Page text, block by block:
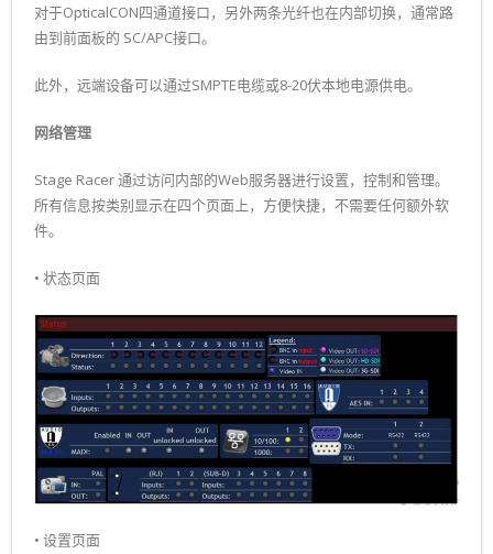
对于OpticalCON四通道接口，另外两条光纤也在内部切换，通常路
由到前面板的 SC/APC接口。
此外，远端设备可以通过SMPTE电缆或8-20伏本地电源供电。
网络管理
Stage Racer 通过访问内部的Web服务器进行设置，控制和管理。
所有信息按类别显示在四个页面上，方便快捷，不需要任何额外软
件。
• 状态页面
• 设置页面